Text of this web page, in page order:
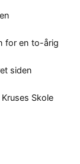
for en to-årig
siden
Skole